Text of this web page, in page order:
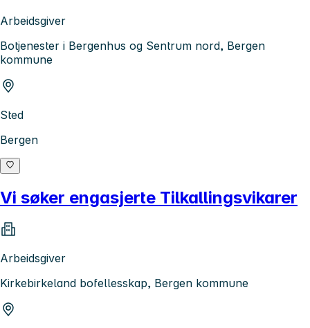
Arbeidsgiver
Botjenester i Bergenhus og Sentrum nord, Bergen
kommune
Sted
Bergen
Vi søker engasjerte Tilkallingsvikarer
Arbeidsgiver
Kirkebirkeland bofellesskap, Bergen kommune